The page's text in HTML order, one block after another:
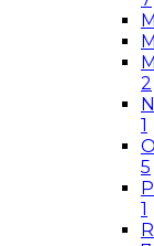
2
1
5
1